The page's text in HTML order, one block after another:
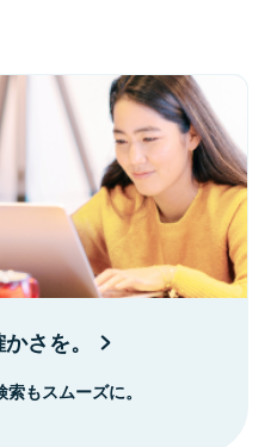
さを。
もスムーズに。